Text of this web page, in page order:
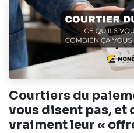
Courtiers du
vous disent pas, et
vraiment leur «